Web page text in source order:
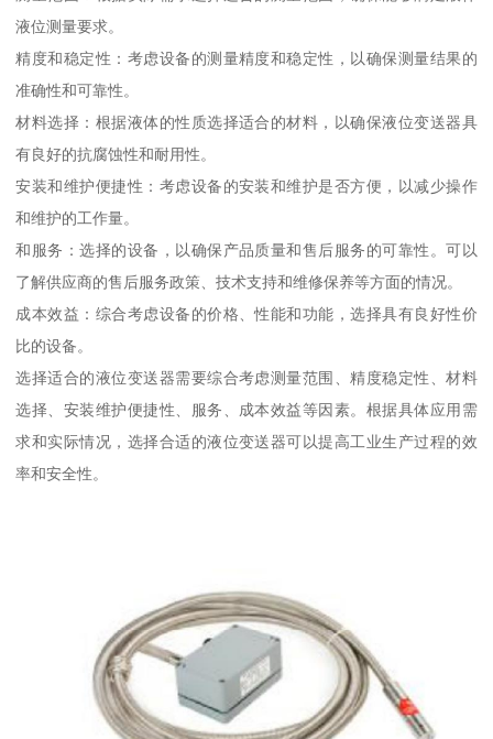
液位测量要求。
精度和稳定性：考虑设备的测量精度和稳定性，以确保测量结果的
准确性和可靠性。
材料选择：根据液体的性质选择适合的材料，以确保液位变送器具
有良好的抗腐蚀性和耐用性。
安装和维护便捷性：考虑设备的安装和维护是否方便，以减少操作
和维护的工作量。
和服务：选择的设备，以确保产品质量和售后服务的可靠性。可以
了解供应商的售后服务政策、技术支持和维修保养等方面的情况。
成本效益：综合考虑设备的价格、性能和功能，选择具有良好性价
比的设备。
选择适合的液位变送器需要综合考虑测量范围、精度稳定性、材料
选择、安装维护便捷性、服务、成本效益等因素。根据具体应用需
求和实际情况，选择合适的液位变送器可以提高工业生产过程的效
率和安全性。